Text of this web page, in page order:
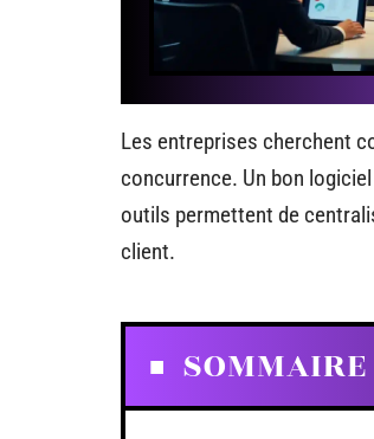
Les entreprises cherchent
concurrence. Un bon
outils permettent de
client.
SOMMAIRE